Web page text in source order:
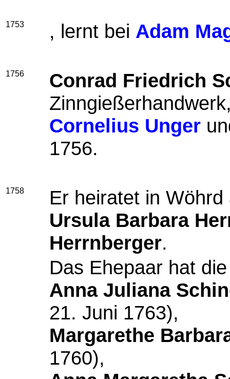
1753 , lernt bei Adam
1756
Conrad Friedrich
Cornelius Unger
1756.
1758
Er heiratet in
Ursula Barbara
Herrnberger.
Das Ehepaar hat
Anna Juliana
21. Juni 1763),
Margarethe
1760),